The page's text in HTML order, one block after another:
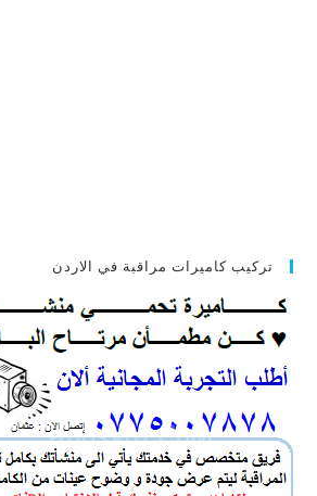
تركيب كاميرات مراقبة في الاردن